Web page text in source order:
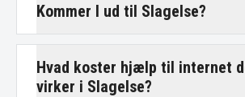
Kommer I ud til Slagelse?
Hvad koster hjælp til internet
virker i Slagelse?